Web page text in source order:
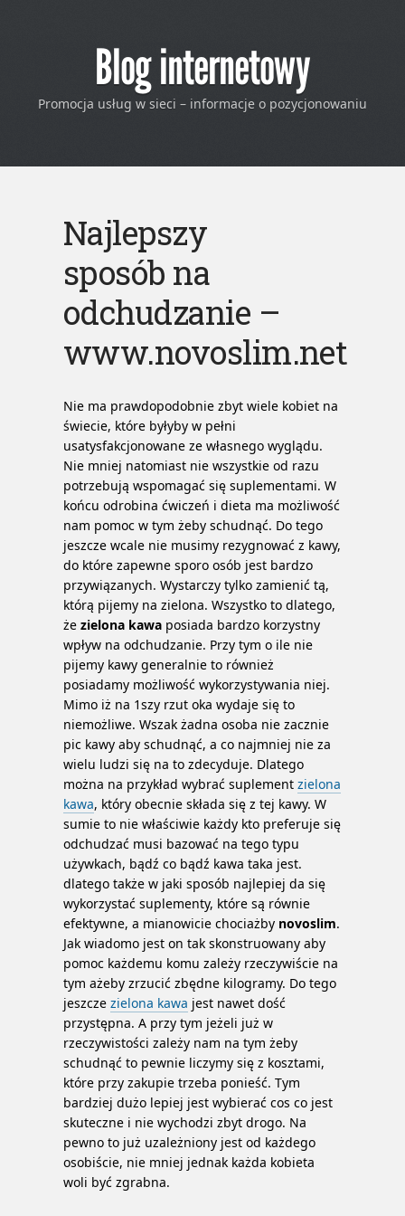
Blog internetowy
Promocja usług w sieci – informacje o pozycjonowaniu
Najlepszy
sposób na
odchudzanie –
www.novoslim.net
Nie ma prawdopodobnie zbyt wiele kobiet na
świecie, które byłyby w pełni
usatysfakcjonowane ze własnego wyglądu.
Nie mniej natomiast nie wszystkie od razu
potrzebują wspomagać się suplementami. W
końcu odrobina ćwiczeń i dieta ma możliwość
nam pomoc w tym żeby schudnąć. Do tego
jeszcze wcale nie musimy rezygnować z kawy,
do które zapewne sporo osób jest bardzo
przywiązanych. Wystarczy tylko zamienić tą,
którą pijemy na zielona. Wszystko to dlatego,
że zielona kawa posiada bardzo korzystny
wpływ na odchudzanie. Przy tym o ile nie
pijemy kawy generalnie to również
posiadamy możliwość wykorzystywania niej.
Mimo iż na 1szy rzut oka wydaje się to
niemożliwe. Wszak żadna osoba nie zacznie
pic kawy aby schudnąć, a co najmniej nie za
wielu ludzi się na to zdecyduje. Dlatego
można na przykład wybrać suplement zielona
kawa, który obecnie składa się z tej kawy. W
sumie to nie właściwie każdy kto preferuje się
odchudzać musi bazować na tego typu
używkach, bądź co bądź kawa taka jest.
dlatego także w jaki sposób najlepiej da się
wykorzystać suplementy, które są równie
efektywne, a mianowicie chociażby novoslim.
Jak wiadomo jest on tak skonstruowany aby
pomoc każdemu komu zależy rzeczywiście na
tym ażeby zrzucić zbędne kilogramy. Do tego
jeszcze zielona kawa jest nawet dość
przystępna. A przy tym jeżeli już w
rzeczywistości zależy nam na tym żeby
schudnąć to pewnie liczymy się z kosztami,
które przy zakupie trzeba ponieść. Tym
bardziej dużo lepiej jest wybierać cos co jest
skuteczne i nie wychodzi zbyt drogo. Na
pewno to już uzależniony jest od każdego
osobiście, nie mniej jednak każda kobieta
woli być zgrabna.